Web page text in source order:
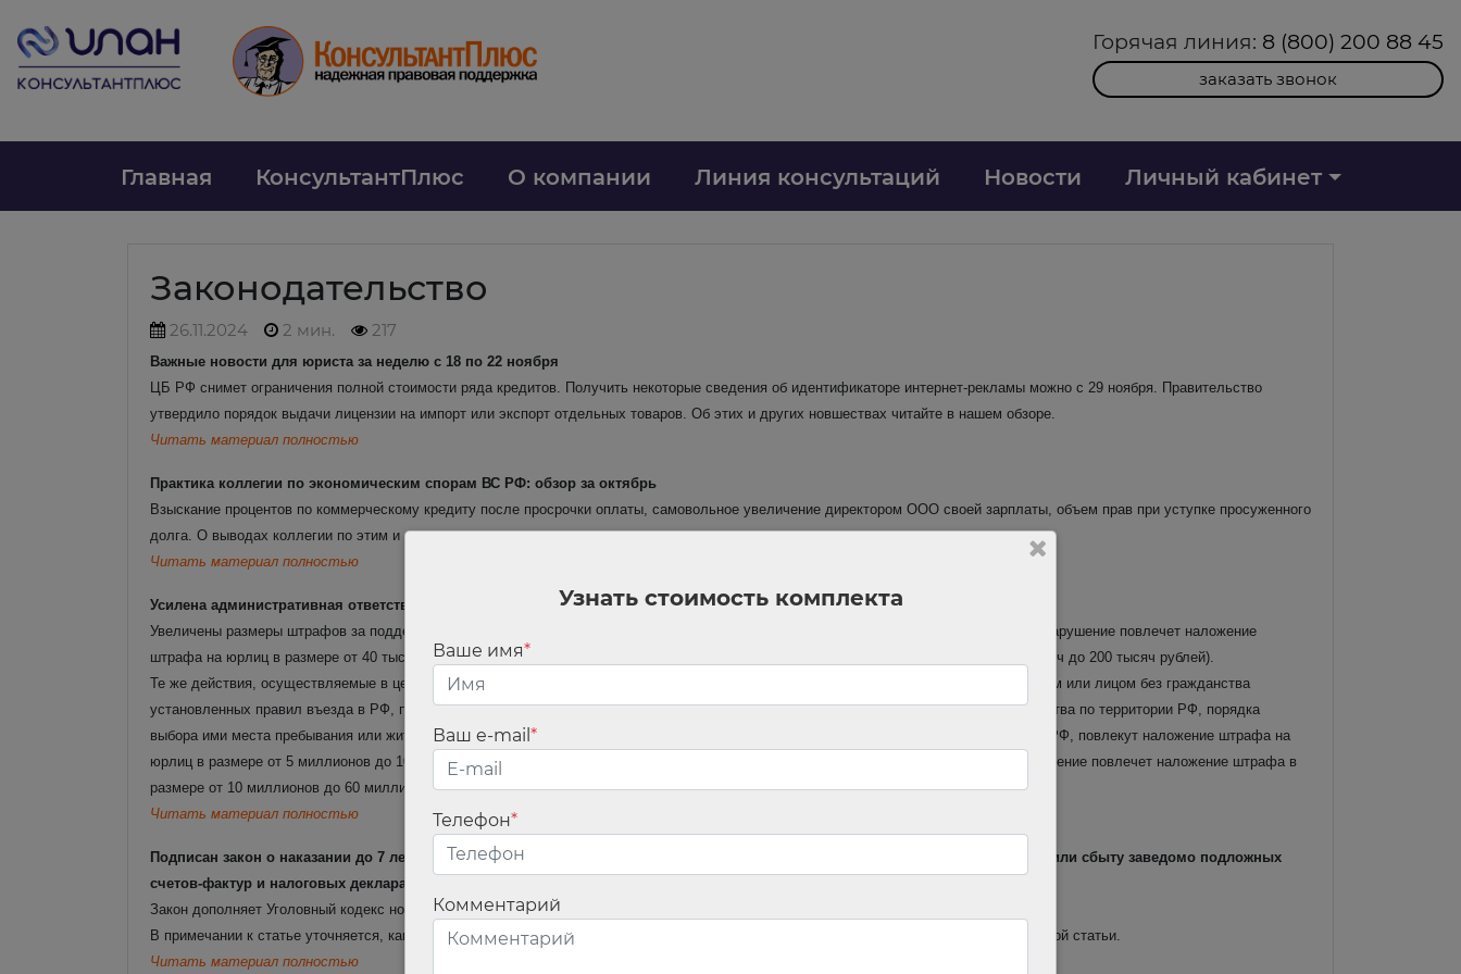
Горячая линия: 8 (800) 200 88 45
заказать звонок
Главная КонсультантПлюс О компании Линия консультаций Новости Личный кабинет
Законодательство
26.11.2024 2 мин. 217
Важные новости для юриста за неделю с 18 по 22 ноября
ЦБ РФ снимет ограничения полной стоимости ряда кредитов. Получить некоторые сведения об идентификаторе интернет-рекламы можно с 29 ноября. Правительство
утвердило порядок выдачи лицензии на импорт или экспорт отдельных товаров. Об этих и других новшествах читайте в нашем обзоре.
Читать материал полностью
Практика коллегии по экономическим спорам ВС РФ: обзор за октябрь
Взыскание процентов по коммерческому кредиту после просрочки оплаты, самовольное увеличение директором ООО своей зарплаты, объем прав при уступке просуженного
долга. О выводах коллегии по этим и другим вопросам расскажем в обзоре.
Читать материал полностью
Усилена административная ответственность за подделку документов в целях организации незаконной миграции
Увеличены размеры штрафов за подделку документов, штампов, печатей или бланков, их использование, передачу либо сбыт. Правонарушение повлечет наложение
штрафа на юрлиц в размере от 40 тысяч до 80 тысяч рублей (повторное нарушение повлечет наложение штрафа в размере от 100 тысяч до 200 тысяч рублей).
Те же действия, осуществляемые в целях организации незаконной миграции, в том числе в целях нарушения иностранным гражданином или лицом без гражданства
установленных правил въезда в РФ, правил миграционного учета либо передвижения иностранного гражданина или лица без гражданства по территории РФ, порядка
выбора ими места пребывания или жительства в пределах РФ или в целях незаконного осуществления ими трудовой деятельности в РФ, повлекут наложение штрафа на
юрлиц в размере от 5 миллионов до 10 миллионов рублей с конфискацией орудий совершения правонарушения (повторное правонарушение повлечет наложение штрафа в
размере от 10 миллионов до 60 миллионов рублей с конфискацией орудий совершения правонарушения).
Читать материал полностью
Подписан закон о наказании до 7 лет лишения свободы за организацию деятельности по представлению в налоговые органы или сбыту заведомо подложных
счетов-фактур и налоговых деклараций
Закон дополняет Уголовный кодекс новой статьей 173.3, предусматривающей наказание за указанное деяние.
В примечании к статье уточняется, какие счета-фактуры и налоговые декларации (расчеты) считаются подложными для целей указанной статьи.
Читать материал полностью
Узнать стоимость комплекта
Ваше имя*
Ваш e-mail *
Телефон*
Комментарий